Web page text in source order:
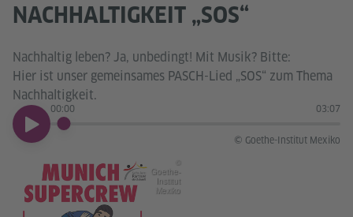
NACHHALTIGKEIT „SOS“
Nachhaltig leben? Ja, unbedingt! Mit Musik? Bitte:
Hier ist unser gemeinsames PASCH-Lied „SOS“ zum Thema
Nachhaltigkeit.
00:00 03:07
00:00
© Goethe-Institut Mexiko
Goethe-
Institut
Mexiko